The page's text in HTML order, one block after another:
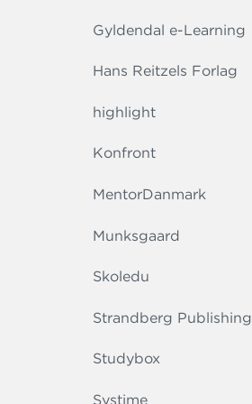
Gyldendal e-Learning
Hans Reitzels Forlag
highlight
Konfront
MentorDanmark
Munksgaard
Skoledu
Strandberg Publishing
Studybox
Systime